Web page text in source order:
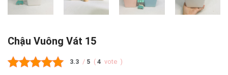
Chậu Vuông Vát 15
3.3 / 5 ( 4 vote )